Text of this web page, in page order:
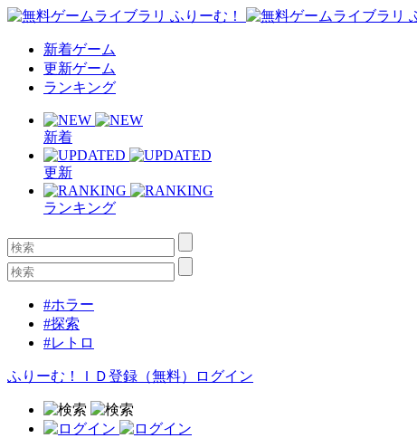
新着ゲーム
更新ゲーム
ランキング
新着
更新
ランキング
#ホラー
#探索
#レトロ
ふりーむ！ＩＤ登録（無料） ログイン